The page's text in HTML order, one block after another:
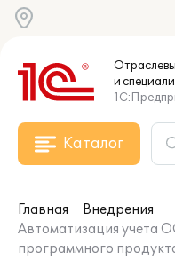
и
Каталог
Главная
Внедрения
Автоматизация учета
программного